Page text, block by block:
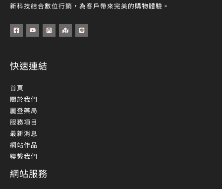
新科技結合數位行銷，為客戶帶來完美的購物體驗。
快速連結
首頁
關於我們
麗登藥局
服務項目
最新消息
網站作品
聯繫我們
網站服務